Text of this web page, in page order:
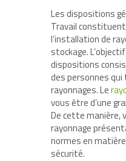
Les dispositions
Travail
l’installation de
stockage.
dispositions
des personnes
rayonnages. Le
vous être d’une
De cette manière,
rayonnage
normes en
sécurité.